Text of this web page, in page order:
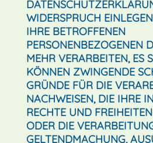
WIDERSPRUCH
IHRE BETROFFENEN
PERSONENBEZOGENEN
MEHR VERARBEITEN, ES
KÖNNEN ZWINGENDE
GRÜNDE FÜR DIE
NACHWEISEN, DIE IHRE
RECHTE UND
ODER DIE
GELTENDMACHUNG,